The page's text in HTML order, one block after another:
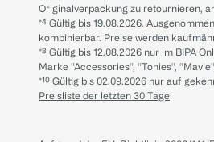
Originalverpackung zu retournieren,
*⁴ Gültig bis 19.08.2026.
kombinierbar. Preise werden
*⁸ Gültig bis 12.08.2026 nur im BIPA
Marke “Accessories“, “Tonies“,
*¹⁰ Gültig bis 02.09.2026 nur auf
Preisliste der letzten 30 Tage